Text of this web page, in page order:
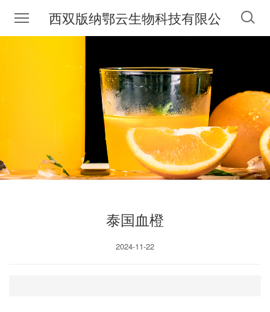
西双版纳鄂云生物科技有限公
泰国血橙
2024-11-22